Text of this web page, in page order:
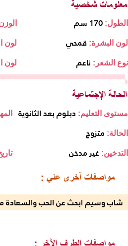
الطول: 170 سم
لون لون البشرة: قمحي
لون نوع الشعر: ناعم
مستوى التعليم: دبلوم بعد الثانوية
الحالة: متزوج
التدخين: غير مدخن
شاب وسيم ابحث عن الحب والسعادة